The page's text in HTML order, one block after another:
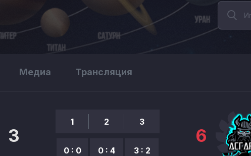
Медиа Трансляция
3
1
0 : 0
2
0 : 4
3
3 : 2
6